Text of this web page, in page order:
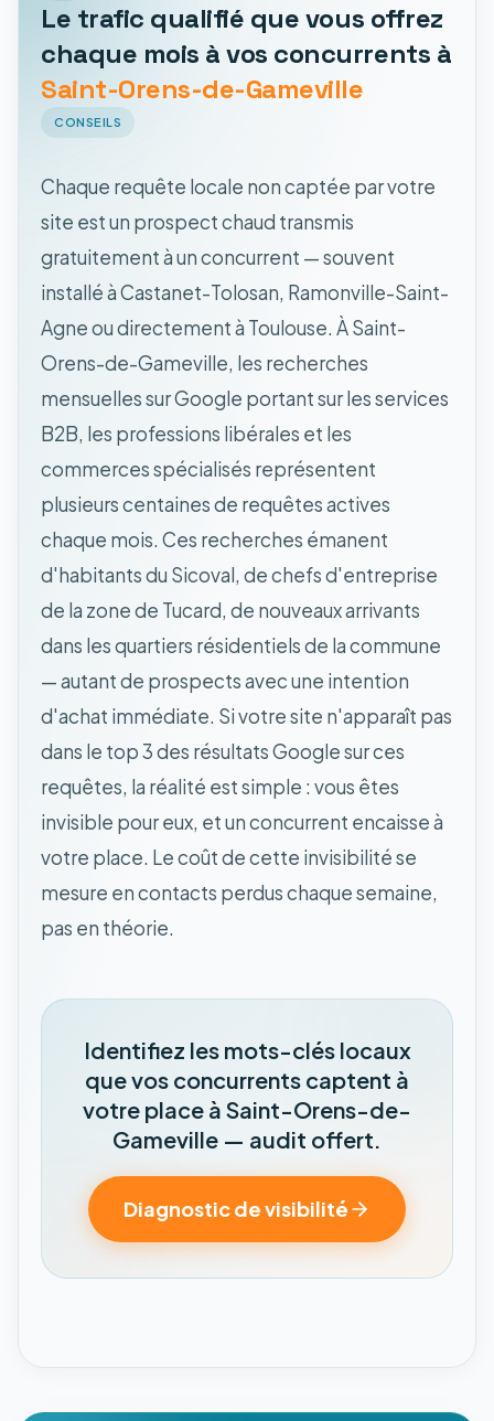
Le trafic qualifié que vous offrez
chaque mois à vos concurrents à
Saint-Orens-de-Gameville
CONSEILS
Chaque requête locale non captée par votre
site est un prospect chaud transmis
gratuitement à un concurrent — souvent
installé à Castanet-Tolosan, Ramonville-Saint-
Agne ou directement à Toulouse. À Saint-
Orens-de-Gameville, les recherches
mensuelles sur Google portant sur les services
B2B, les professions libérales et les
commerces spécialisés représentent
plusieurs centaines de requêtes actives
chaque mois. Ces recherches émanent
d'habitants du Sicoval, de chefs d'entreprise
de la zone de Tucard, de nouveaux arrivants
dans les quartiers résidentiels de la commune
— autant de prospects avec une intention
d'achat immédiate. Si votre site n'apparaît pas
dans le top 3 des résultats Google sur ces
requêtes, la réalité est simple : vous êtes
invisible pour eux, et un concurrent encaisse à
votre place. Le coût de cette invisibilité se
mesure en contacts perdus chaque semaine,
pas en théorie.
Identifiez les mots-clés locaux
que vos concurrents captent à
votre place à Saint-Orens-de-
Gameville — audit offert.
Diagnostic de visibilité